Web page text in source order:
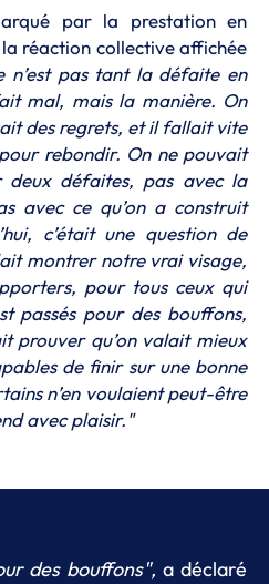
par la prestation en
réaction collective affichée
n’est pas tant la défaite en
mal, mais la manière. On
des regrets, et il fallait vite
rebondir. On ne pouvait
défaites, pas avec la
avec ce qu’on a construit
c’était une question de
montrer notre vrai visage,
pour tous ceux qui
passés pour des bouffons,
prouver qu’on valait mieux
de finir sur une bonne
n’en voulaient peut-être
avec plaisir."
des bouffons",a déclaré